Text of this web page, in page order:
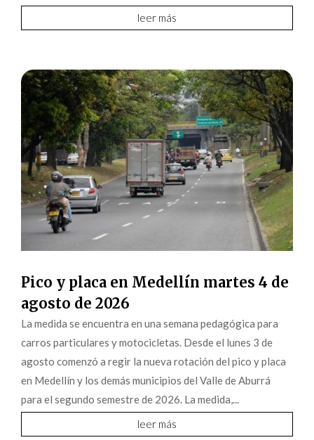
leer más
Pico y placa en Medellín martes 4 de
agosto de 2026
La medida se encuentra en una semana pedagógica para
carros particulares y motocicletas. Desde el lunes 3 de
agosto comenzó a regir la nueva rotación del pico y placa
en Medellín y los demás municipios del Valle de Aburrá
para el segundo semestre de 2026. La medida,...
leer más